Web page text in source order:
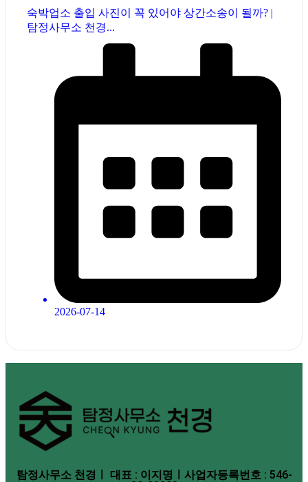
숙박업소 출입 사진이 꼭 있어야 상간소송이 될까? |
탐정사무소 천경...
2026-07-14
탐정사무소 천경ㅣ 대표 : 이지명ㅣ사업자등록번호 : 546-